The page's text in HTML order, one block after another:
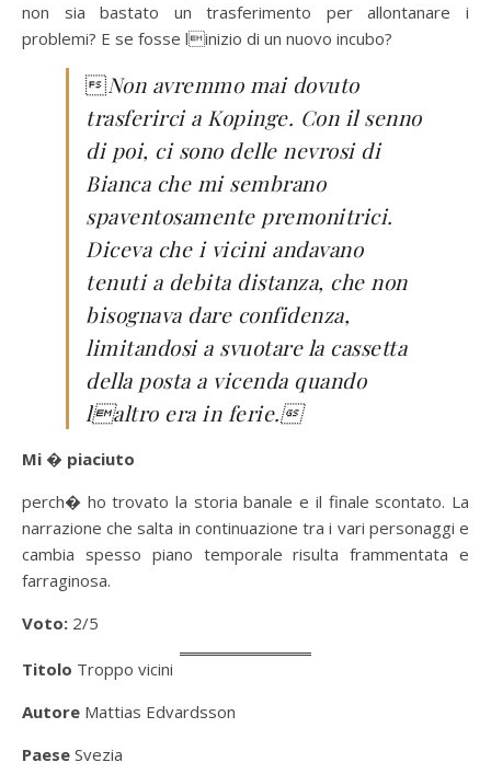
non sia bastato un trasferimento per allontanare i
problemi? E se fosse linizio di un nuovo incubo?
Non avremmo mai dovuto
trasferirci a Kopinge. Con il senno
di poi, ci sono delle nevrosi di
Bianca che mi sembrano
spaventosamente premonitrici.
Diceva che i vicini andavano
tenuti a debita distanza, che non
bisognava dare confidenza,
limitandosi a svuotare la cassetta
della posta a vicenda quando
laltro era in ferie.
Mi � piaciuto
perch� ho trovato la storia banale e il finale scontato. La
narrazione che salta in continuazione tra i vari personaggi e
cambia spesso piano temporale risulta frammentata e
farraginosa.
Voto: 2/5
Titolo Troppo vicini
Autore Mattias Edvardsson
Paese Svezia